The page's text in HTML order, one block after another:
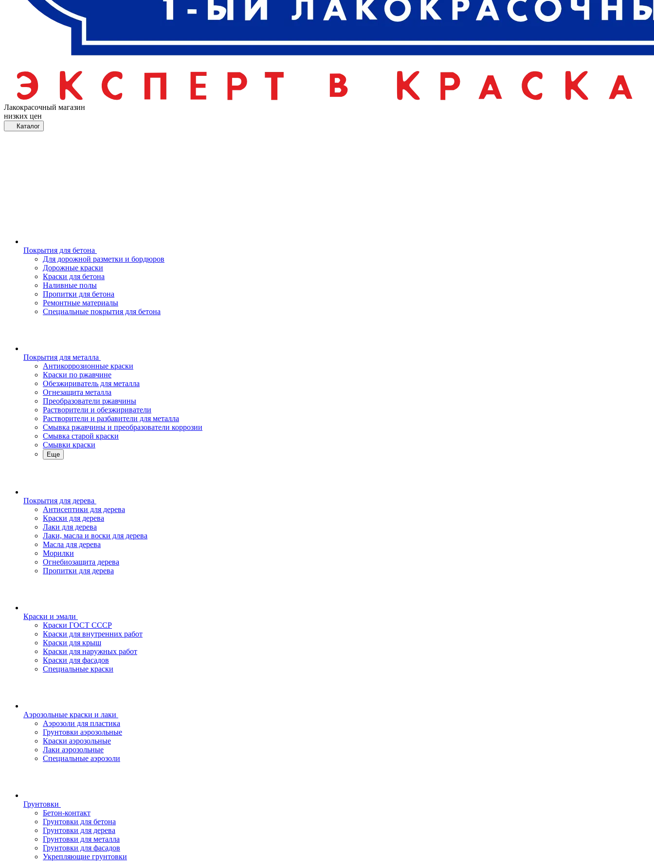
Лакокрасочный магазин
низких цен
Каталог
Покрытия для бетона
Для дорожной разметки и бордюров
Дорожные краски
Краски для бетона
Наливные полы
Пропитки для бетона
Ремонтные материалы
Специальные покрытия для бетона
Покрытия для металла
Антикоррозионные краски
Краски по ржавчине
Обезжириватель для металла
Огнезащита металла
Преобразователи ржавчины
Растворители и обезжириватели
Растворители и разбавители для металла
Смывка ржавчины и преобразователи коррозии
Смывка старой краски
Смывки краски
Еще
Покрытия для дерева
Антисептики для дерева
Краски для дерева
Лаки для дерева
Лаки, масла и воски для дерева
Масла для дерева
Морилки
Огнебиозащита дерева
Пропитки для дерева
Краски и эмали
Краски ГОСТ СССР
Краски для внутренних работ
Краски для крыш
Краски для наружных работ
Краски для фасадов
Специальные краски
Аэрозольные краски и лаки
Аэрозоли для пластика
Грунтовки аэрозольные
Краски аэрозольные
Лаки аэрозольные
Специальные аэрозоли
Грунтовки
Бетон-контакт
Грунтовки для бетона
Грунтовки для дерева
Грунтовки для металла
Грунтовки для фасадов
Укрепляющие грунтовки